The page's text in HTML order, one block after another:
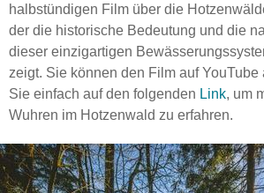
halbstündigen Film über die
der die historische Bedeutung und die
dieser einzigartigen
zeigt. Sie können den Film auf YouTube
Sie einfach auf den folgenden Link, um
Wuhren im Hotzenwald zu erfahren.